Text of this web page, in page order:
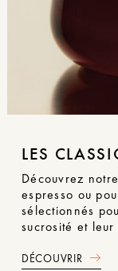
LES
Découvrez
espresso ou
sélectionnés
sucrosité et leur
DÉCOUVRIR